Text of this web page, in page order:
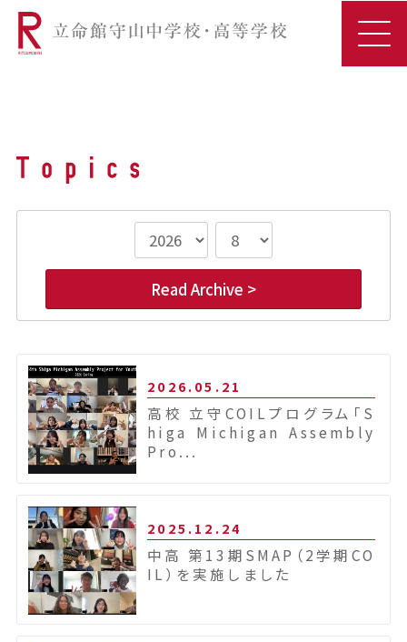
Read Archive >
2026.05.21
高校 立守COILプログラム「S
higa Michigan Assembly
Pro...
2025.12.24
中高 第13期SMAP（2学期CO
IL）を実施しました